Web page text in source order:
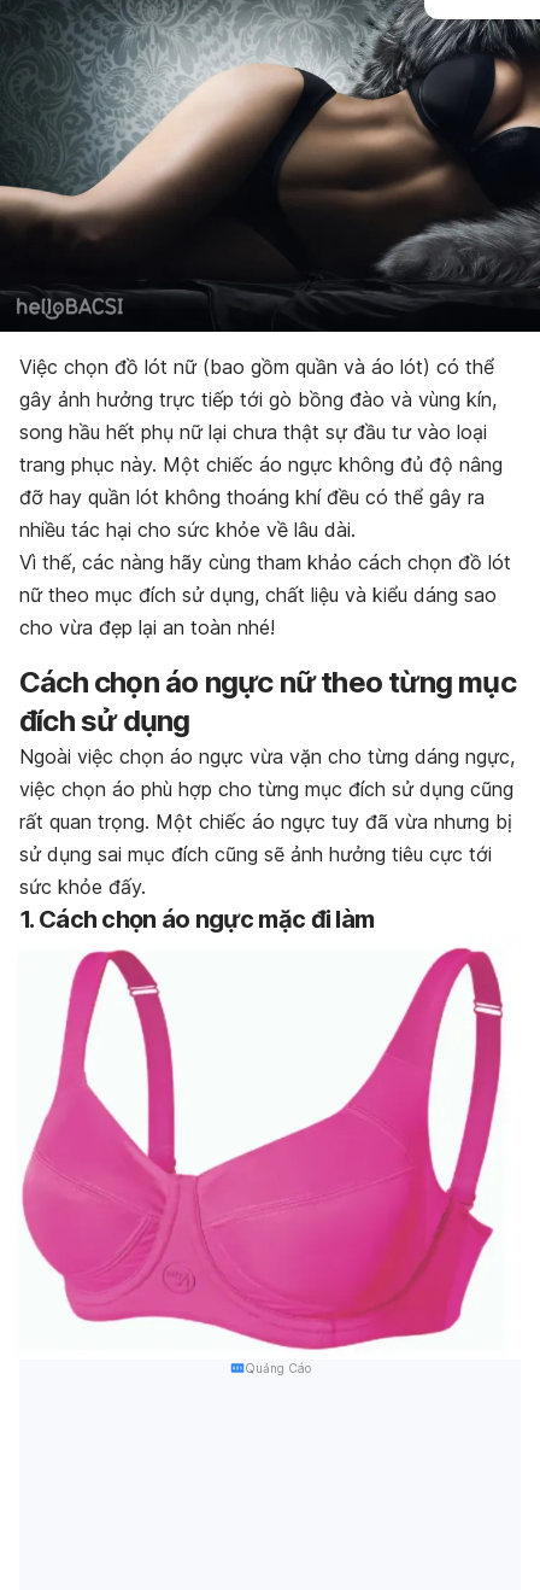
Việc chọn đồ lót nữ (bao gồm quần và áo lót) có thể
gây ảnh hưởng trực tiếp tới gò bồng đào và vùng kín,
song hầu hết phụ nữ lại chưa thật sự đầu tư vào loại
trang phục này. Một chiếc áo ngực không đủ độ nâng
đỡ hay quần lót không thoáng khí đều có thể gây ra
nhiều tác hại cho sức khỏe về lâu dài.
Vì thế, các nàng hãy cùng tham khảo cách chọn đồ lót
nữ theo mục đích sử dụng, chất liệu và kiểu dáng sao
cho vừa đẹp lại an toàn nhé!
Cách chọn áo ngực nữ theo từng mục
đích sử dụng
Ngoài việc chọn áo ngực vừa vặn cho từng dáng ngực,
việc chọn áo phù hợp cho từng mục đích sử dụng cũng
rất quan trọng. Một chiếc áo ngực tuy đã vừa nhưng bị
sử dụng sai mục đích cũng sẽ ảnh hưởng tiêu cực tới
sức khỏe đấy.
1. Cách chọn áo ngực mặc đi làm
Quảng Cáo